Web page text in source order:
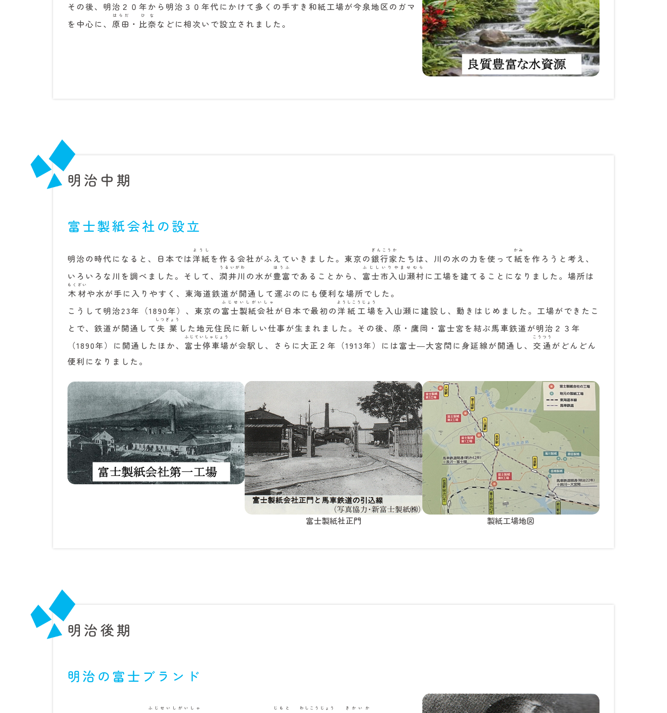
その後、明治２０年から明治３０年代にかけて多くの手すき和紙工場が今泉地区のガマ
を中心に、 原田
はらだ
・ 比奈
ひな
などに相次いで設立されました。
明治中期
富士製紙会社の設立
明治の時代になると、日本では洋紙
ようし
を作る会社がふえていきました。東京の銀行家
ぎんこうか
たちは、川の水の力を使って紙
かみ
を作ろうと考え、
いろいろな川を調べました。そして、 潤井川
うるいがわ
の水が豊富
ほうふ
であることから、 富士市入山瀬村
ふじしいりやませむら
に工場を建てることになりました。場所は
木材
もくざい
や水が手に入りやすく、東海道鉄道が開通して運ぶのにも便利な場所でした。
こうして明治23年（1890年）、東京の富士製紙会社
ふじせいしがいしゃ
が日本で最初の洋紙工場
ようしこうじょう
を入山瀬に建設し、動きはじめました。工場ができたこ
とで、鉄道が開通して 失業
しつぎょう
した地元住民に新しい仕事が生まれました。その後、原・鷹岡・富士宮を結ぶ馬車鉄道が明治２３年
（1890年）に開通したほか、 富士停車場
ふじていしゃじょう
が会駅し、さらに大正２年（1913年）には富士―大宮間に身延線が開通し、 交通
こうつう
がどんどん
便利になりました。
富士製紙社正門 製紙工場地図
明治後期
明治の富士ブランド
ふじせいしがいしゃ じもと わしこうじょう きかいか